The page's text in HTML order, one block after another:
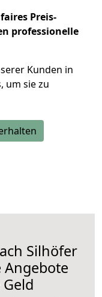
Preis-
professionelle
Kunden in
um sie zu
Silhöfer
Angebote